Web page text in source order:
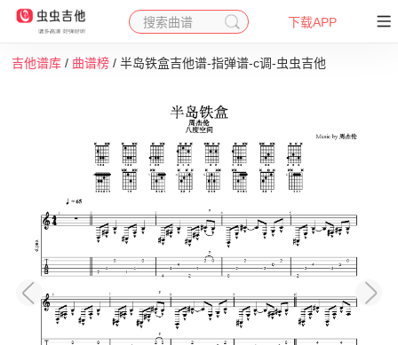
搜索曲谱 下载APP
吉他谱库 / 曲谱榜 / 半岛铁盒吉他谱-指弹谱-c调-虫虫吉他